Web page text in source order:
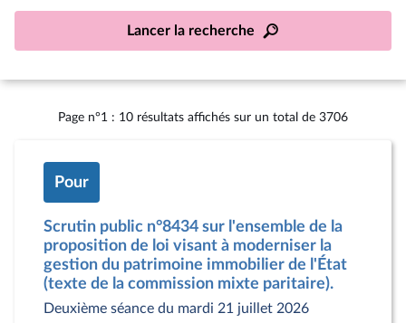
Lancer la recherche
Page n°1 : 10 résultats affichés sur un total de 3706
Pour
Scrutin public n°8434 sur l'ensemble de la
proposition de loi visant à moderniser la
gestion du patrimoine immobilier de l'État
(texte de la commission mixte paritaire).
Deuxième séance du mardi 21 juillet 2026